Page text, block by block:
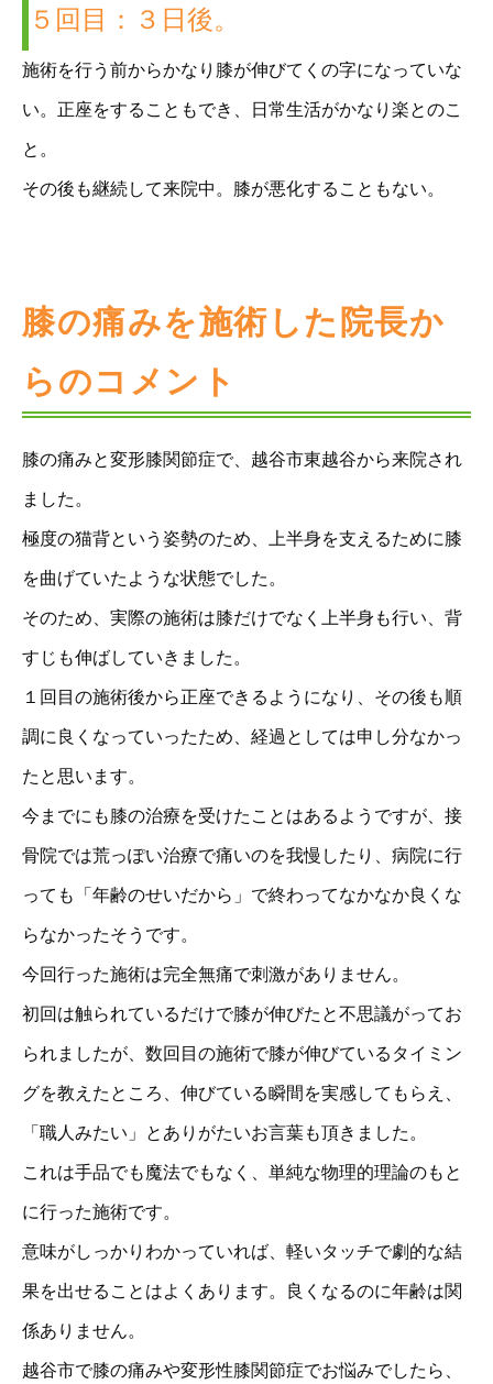
５回目：３日後。
施術を行う前からかなり膝が伸びてくの字になっていな
い。正座をすることもでき、日常生活がかなり楽とのこ
と。
その後も継続して来院中。膝が悪化することもない。
膝の痛みを施術した院長か
らのコメント
膝の痛みと変形膝関節症で、越谷市東越谷から来院され
ました。
極度の猫背という姿勢のため、上半身を支えるために膝
を曲げていたような状態でした。
そのため、実際の施術は膝だけでなく上半身も行い、背
すじも伸ばしていきました。
１回目の施術後から正座できるようになり、その後も順
調に良くなっていったため、経過としては申し分なかっ
たと思います。
今までにも膝の治療を受けたことはあるようですが、接
骨院では荒っぽい治療で痛いのを我慢したり、病院に行
っても「年齢のせいだから」で終わってなかなか良くな
らなかったそうです。
今回行った施術は完全無痛で刺激がありません。
初回は触られているだけで膝が伸びたと不思議がってお
られましたが、数回目の施術で膝が伸びているタイミン
グを教えたところ、伸びている瞬間を実感してもらえ、
「職人みたい」とありがたいお言葉も頂きました。
これは手品でも魔法でもなく、単純な物理的理論のもと
に行った施術です。
意味がしっかりわかっていれば、軽いタッチで劇的な結
果を出せることはよくあります。良くなるのに年齢は関
係ありません。
越谷市で膝の痛みや変形性膝関節症でお悩みでしたら、